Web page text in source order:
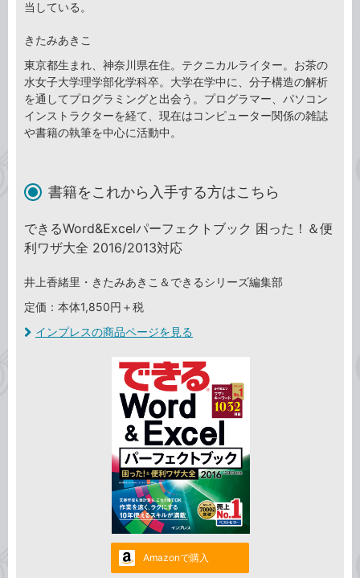
当している。
きたみあきこ
東京都生まれ、神奈川県在住。テクニカルライター。お茶の
水女子大学理学部化学科卒。大学在学中に、分子構造の解析
を通してプログラミングと出会う。プログラマー、パソコン
インストラクターを経て、現在はコンピューター関係の雑誌
や書籍の執筆を中心に活動中。
書籍をこれから入手する方はこちら
できるWord&Excelパーフェクトブック 困った！＆便
利ワザ大全 2016/2013対応
井上香緒里・きたみあきこ＆できるシリーズ編集部
定価：本体1,850円＋税
インプレスの商品ページを見る
Amazonで購入